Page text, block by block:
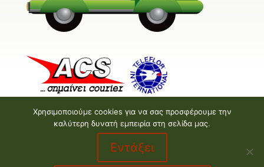
Valentine E-shop © 2026 | Design and Development
Χρησιμοποιούμε cookies για να σας προσφέρουμε την
καλύτερη δυνατή εμπειρία στη σελίδα μας.
Εντάξει